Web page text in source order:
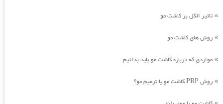
» تاثیر الکل بر کاشت مو
» روش های کاشت مو
» مواردی که درباره کاشت مو باید بدانیم
» روش PRP کاشت مو یا ترمیم مو؟